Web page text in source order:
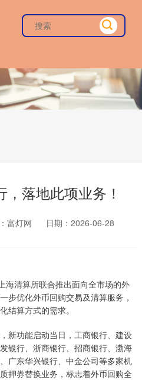
落地此项业务！
富灯网
日期：2026-06-28
海清算所联合推出面向全市场的外
步优化外币回购交易及清算服务，
结算方式的需求。
新功能启动当日，工商银行、建设
银行、浙商银行、招商银行、渤海
广东华兴银行、中金公司等多家机
押券替换业务，标志着外币回购全